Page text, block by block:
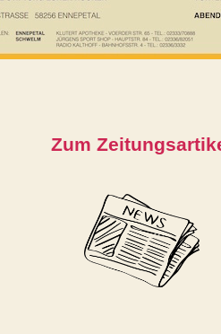
Zum